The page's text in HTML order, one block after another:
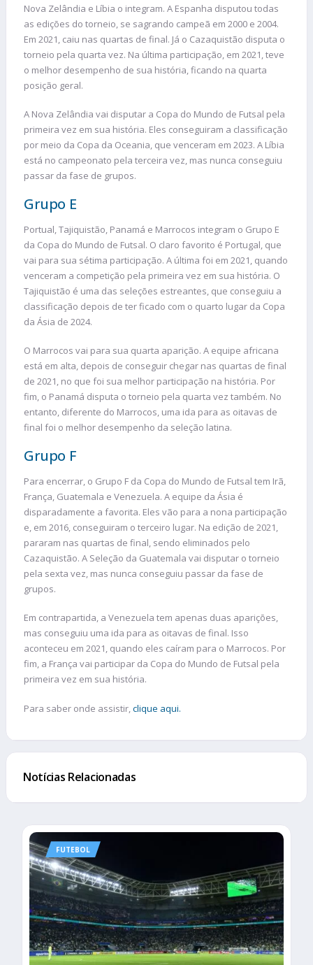
Nova Zelândia e Líbia o integram. A Espanha disputou todas
as edições do torneio, se sagrando campeã em 2000 e 2004.
Em 2021, caiu nas quartas de final. Já o Cazaquistão disputa o
torneio pela quarta vez. Na última participação, em 2021, teve
o melhor desempenho de sua história, ficando na quarta
posição geral.
A Nova Zelândia vai disputar a Copa do Mundo de Futsal pela
primeira vez em sua história. Eles conseguiram a classificação
por meio da Copa da Oceania, que venceram em 2023. A Líbia
está no campeonato pela terceira vez, mas nunca conseguiu
passar da fase de grupos.
Grupo E
Portual, Tajiquistão, Panamá e Marrocos integram o Grupo E
da Copa do Mundo de Futsal. O claro favorito é Portugal, que
vai para sua sétima participação. A última foi em 2021, quando
venceram a competição pela primeira vez em sua história. O
Tajiquistão é uma das seleções estreantes, que conseguiu a
classificação depois de ter ficado com o quarto lugar da Copa
da Ásia de 2024.
O Marrocos vai para sua quarta aparição. A equipe africana
está em alta, depois de conseguir chegar nas quartas de final
de 2021, no que foi sua melhor participação na história. Por
fim, o Panamá disputa o torneio pela quarta vez também. No
entanto, diferente do Marrocos, uma ida para as oitavas de
final foi o melhor desempenho da seleção latina.
Grupo F
Para encerrar, o Grupo F da Copa do Mundo de Futsal tem Irã,
França, Guatemala e Venezuela. A equipe da Ásia é
disparadamente a favorita. Eles vão para a nona participação
e, em 2016, conseguiram o terceiro lugar. Na edição de 2021,
pararam nas quartas de final, sendo eliminados pelo
Cazaquistão. A Seleção da Guatemala vai disputar o torneio
pela sexta vez, mas nunca conseguiu passar da fase de
grupos.
Em contrapartida, a Venezuela tem apenas duas aparições,
mas conseguiu uma ida para as oitavas de final. Isso
aconteceu em 2021, quando eles caíram para o Marrocos. Por
fim, a França vai participar da Copa do Mundo de Futsal pela
primeira vez em sua história.
Para saber onde assistir,clique aqui.
Notícias Relacionadas
FUTEBOL